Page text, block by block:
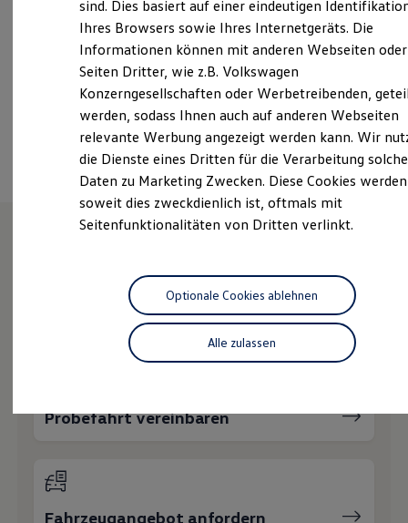
Kaufoptionen
E-Auto-Förderung
Software und Konnektivität
ID. Software Versionen und Updates
Digitale Extras
Schnittstellen zu Ihrem ID.
Hybridautos
Marke und Erlebnis
Volkswagen R und R Experience
R-Modelle
Driving Experience
Volkswagen entdecken
Lifestyle Shop
T-Roc Kollektion
Golf Kollektion
ID. Kollektion
Volkswagen Kollektion
R-Kollektion
#wedriveproud
info@albertsmeyer.com
+49 3631 61800
Ansprechpartner
Wie können wir
Ihnen weiterhelfen?
Probefahrt vereinbaren
Fahrzeugangebot anfordern
sind. Dies basiert auf einer eindeutigen
Ihres Browsers sowie Ihres Internetgeräts. Die
Informationen können mit anderen Webseiten oder
Seiten Dritter, wie z.B. Volkswagen
Konzerngesellschaften oder Werbetreibenden,
werden, sodass Ihnen auch auf anderen Webseiten
relevante Werbung angezeigt werden kann. Wir
die Dienste eines Dritten für die Verarbeitung
Daten zu Marketing Zwecken. Diese Cookies
soweit dies zweckdienlich ist, oftmals mit
Seitenfunktionalitäten von Dritten verlinkt.
Alle zulassen
Optionale Cookies ablehnen